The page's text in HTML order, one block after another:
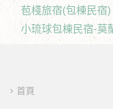
苞棧旅宿(包棟民宿)
小琉球包棟民宿-莫
首頁